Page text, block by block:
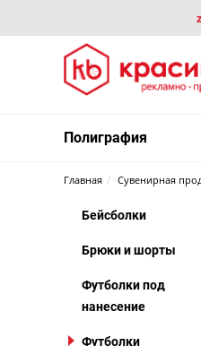
Полиграфия
Главная Сувенирная
Бейсболки
Брюки и шорты
Футболки под
нанесение
Футболки